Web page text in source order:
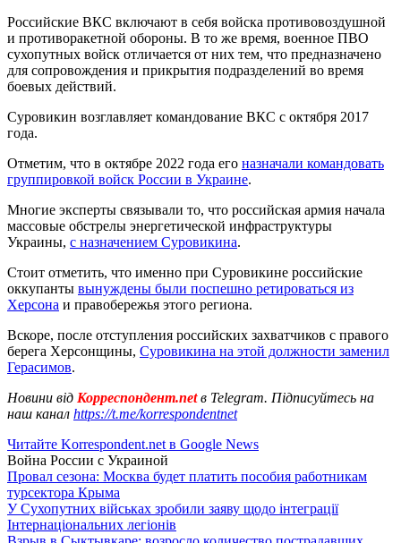
Российские ВКС включают в себя войска противовоздушной
и противоракетной обороны. В то же время, военное ПВО
сухопутных войск отличается от них тем, что предназначено
для сопровождения и прикрытия подразделений во время
боевых действий.
Суровикин возглавляет командование ВКС с октября 2017
года.
Отметим, что в октябре 2022 года его назначали командовать
группировкой войск России в Украине.
Многие эксперты связывали то, что российская армия начала
массовые обстрелы энергетической инфраструктуры
Украины, с назначением Суровикина.
Стоит отметить, что именно при Суровикине российские
оккупанты вынуждены были поспешно ретироваться из
Херсона и правобережья этого региона.
Вскоре, после отступления российских захватчиков с правого
берега Херсонщины, Суровикина на этой должности заменил
Герасимов.
Новини від Корреспондент.netв Telegram. Підписуйтесь на
наш канал https://t.me/korrespondentnet
Читайте Korrespondent.net в Google News
Война России с Украиной
Провал сезона: Москва будет платить пособия работникам
турсектора Крыма
У Сухопутних військах зробили заяву щодо інтеграції
Інтернаціональних легіонів